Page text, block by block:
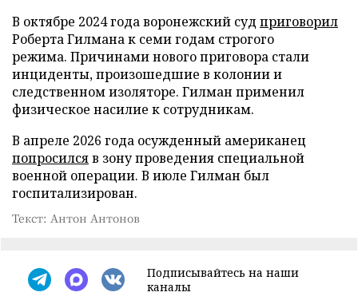
В октябре 2024 года воронежский суд приговорил
Роберта Гилмана к семи годам строгого
режима. Причинами нового приговора стали
инциденты, произошедшие в колонии и
следственном изоляторе. Гилман применил
физическое насилие к сотрудникам.
В апреле 2026 года осужденный американец
попросилсяв зону проведения специальной
военной операции. В июле Гилман был
госпитализирован.
Текст: Антон Антонов
Подписывайтесь на наши
каналы